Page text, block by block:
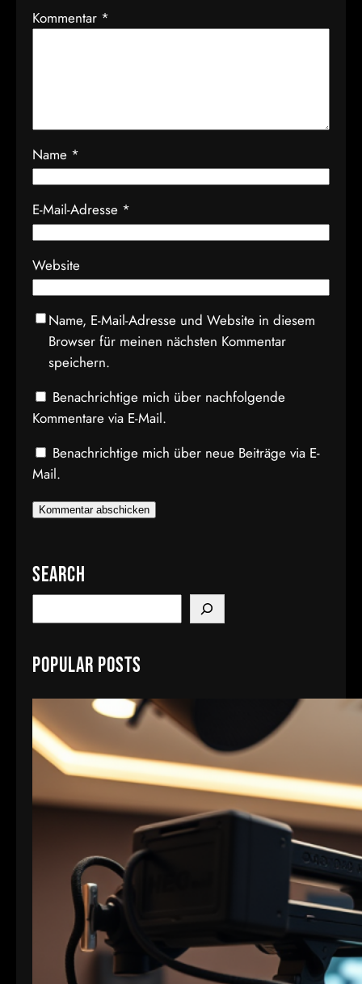
Kommentar *
Name *
E-Mail-Adresse *
Website
Name, E-Mail-Adresse und Website in diesem
Browser für meinen nächsten Kommentar
speichern.
Benachrichtige mich über nachfolgende
Kommentare via E-Mail.
Benachrichtige mich über neue Beiträge via E-
Mail.
Search
e
r
Popular Posts